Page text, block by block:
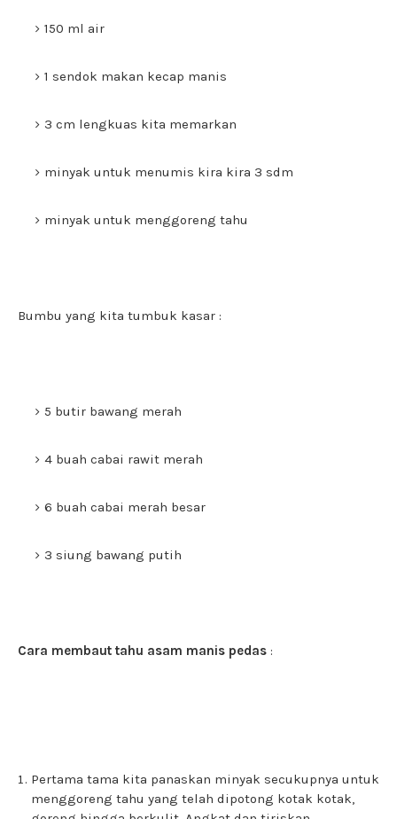
150 ml air
1 sendok makan kecap manis
3 cm lengkuas kita memarkan
minyak untuk menumis kira kira 3 sdm
minyak untuk menggoreng tahu
Bumbu yang kita tumbuk kasar :
5 butir bawang merah
4 buah cabai rawit merah
6 buah cabai merah besar
3 siung bawang putih
Cara membaut tahu asam manis pedas :
Pertama tama kita panaskan minyak secukupnya untuk
menggoreng tahu yang telah dipotong kotak kotak,